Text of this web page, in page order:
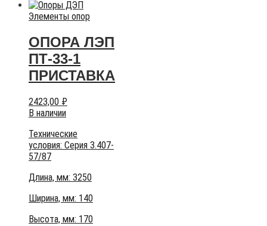
Элементы опор
ОПОРА ЛЭП
ПТ-33-1
ПРИСТАВКА
2423,00 ₽
В наличии
Технические
условия: Серия 3.407-
57/87
Длина, мм: 3250
Ширина, мм: 140
Высота, мм: 170